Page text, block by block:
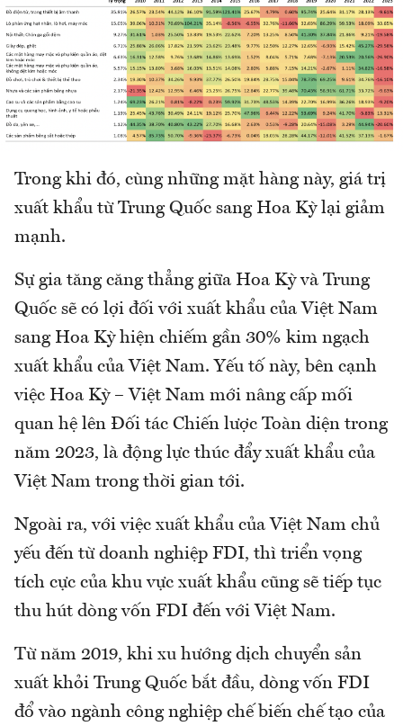
Trong khi đó, cùng những mặt hàng này, giá trị
xuất khẩu từ Trung Quốc sang Hoa Kỳ lại giảm
mạnh.
Sự gia tăng căng thẳng giữa Hoa Kỳ và Trung
Quốc sẽ có lợi đối với xuất khẩu của Việt Nam
sang Hoa Kỳ hiện chiếm gần 30% kim ngạch
xuất khẩu của Việt Nam. Yếu tố này, bên cạnh
việc Hoa Kỳ – Việt Nam mới nâng cấp mối
quan hệ lên Đối tác Chiến lược Toàn diện trong
năm 2023, là động lực thúc đẩy xuất khẩu của
Việt Nam trong thời gian tới.
Ngoài ra, với việc xuất khẩu của Việt Nam chủ
yếu đến từ doanh nghiệp FDI, thì triển vọng
tích cực của khu vực xuất khẩu cũng sẽ tiếp tục
thu hút dòng vốn FDI đến với Việt Nam.
Từ năm 2019, khi xu hướng dịch chuyển sản
xuất khỏi Trung Quốc bắt đầu, dòng vốn FDI
đổ vào ngành công nghiệp chế biến chế tạo của